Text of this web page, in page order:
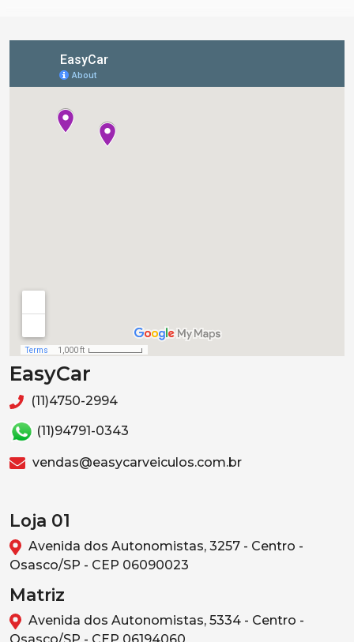
EasyCar
(11)4750-2994
(11)94791-0343
vendas@easycarveiculos.com.br
Loja 01
Avenida dos Autonomistas, 3257 - Centro -
Osasco/SP - CEP 06090023
Matriz
Avenida dos Autonomistas, 5334 - Centro -